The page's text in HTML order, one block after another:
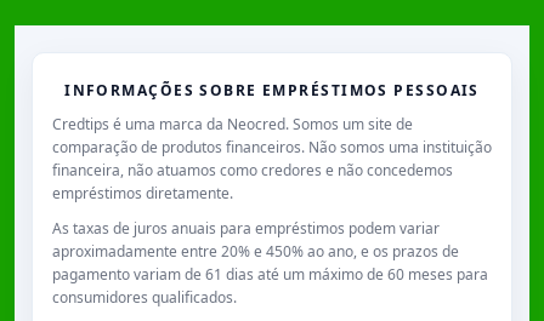
INFORMAÇÕES SOBRE EMPRÉSTIMOS PESSOAIS
Credtips é uma marca da Neocred. Somos um site de
comparação de produtos financeiros. Não somos uma instituição
financeira, não atuamos como credores e não concedemos
empréstimos diretamente.
As taxas de juros anuais para empréstimos podem variar
aproximadamente entre 20% e 450% ao ano, e os prazos de
pagamento variam de 61 dias até um máximo de 60 meses para
consumidores qualificados.